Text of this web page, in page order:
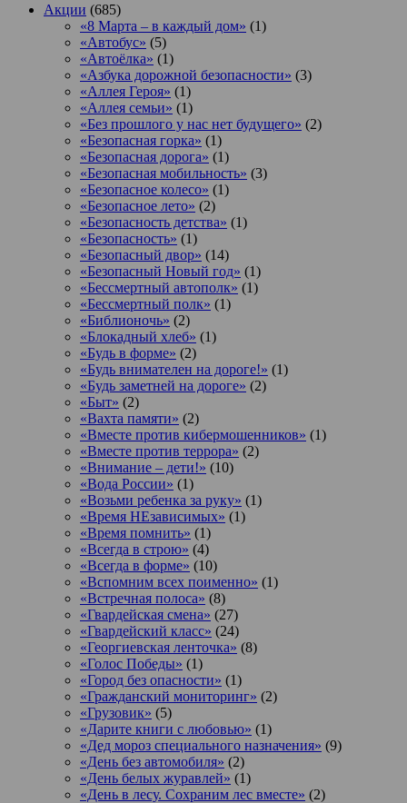
Акции (685)
«8 Марта – в каждый дом» (1)
«Автобус» (5)
«Автоёлка» (1)
«Азбука дорожной безопасности» (3)
«Аллея Героя» (1)
«Аллея семьи» (1)
«Без прошлого у нас нет будущего» (2)
«Безопасная горка» (1)
«Безопасная дорога» (1)
«Безопасная мобильность» (3)
«Безопасное колесо» (1)
«Безопасное лето» (2)
«Безопасность детства» (1)
«Безопасность» (1)
«Безопасный двор» (14)
«Безопасный Новый год» (1)
«Бессмертный автополк» (1)
«Бессмертный полк» (1)
«Библионочь» (2)
«Блокадный хлеб» (1)
«Будь в форме» (2)
«Будь внимателен на дороге!» (1)
«Будь заметней на дороге» (2)
«Быт» (2)
«Вахта памяти» (2)
«Вместе против кибермошенников» (1)
«Вместе против террора» (2)
«Внимание – дети!» (10)
«Вода России» (1)
«Возьми ребенка за руку» (1)
«Время НЕзависимых» (1)
«Время помнить» (1)
«Всегда в строю» (4)
«Всегда в форме» (10)
«Вспомним всех поименно» (1)
«Встречная полоса» (8)
«Гвардейская смена» (27)
«Гвардейский класс» (24)
«Георгиевская ленточка» (8)
«Голос Победы» (1)
«Город без опасности» (1)
«Гражданский мониторинг» (2)
«Грузовик» (5)
«Дарите книги с любовью» (1)
«Дед мороз специального назначения» (9)
«День без автомобиля» (2)
«День белых журавлей» (1)
«День в лесу. Сохраним лес вместе» (2)